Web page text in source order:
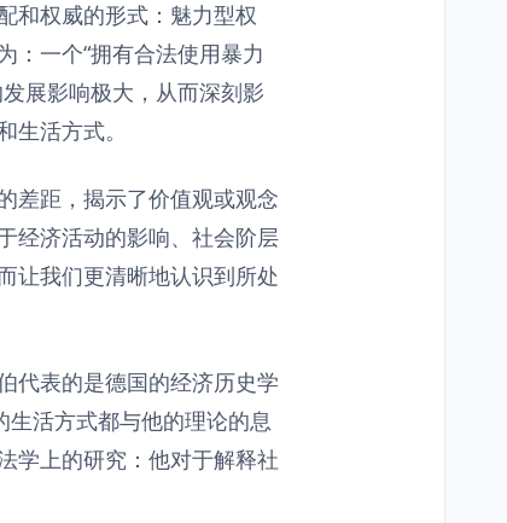
和权威的形式：魅力型权
：一个“拥有合法使用暴力
展影响极大，从而深刻影
活方式。
差距，揭示了价值观或观念
经济活动的影响、社会阶层
让我们更清晰地认识到所处
代表的是德国的经济历史学
生活方式都与他的理论的息
学上的研究：他对于解释社